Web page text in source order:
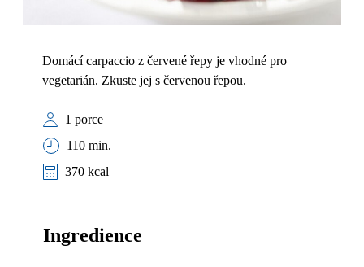
Domácí carpaccio z červené řepy je vhodné pro
vegetarián. Zkuste jej s červenou řepou.
1 porce
110 min.
370 kcal
Ingredience